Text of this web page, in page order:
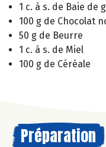
1 c. à s. de Baie de
100 g de Chocolat
50 g de Beurre
1 c. à s. de Miel
100 g de Céréale
Préparation